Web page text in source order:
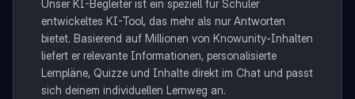
Unser KI-Begleiter ist ein speziell für Schüler
entwickeltes KI-Tool, das mehr als nur Antworten
bietet. Basierend auf Millionen von Knowunity-Inhalten
liefert er relevante Informationen, personalisierte
Lernpläne, Quizze und Inhalte direkt im Chat und passt
sich deinem individuellen Lernweg an.